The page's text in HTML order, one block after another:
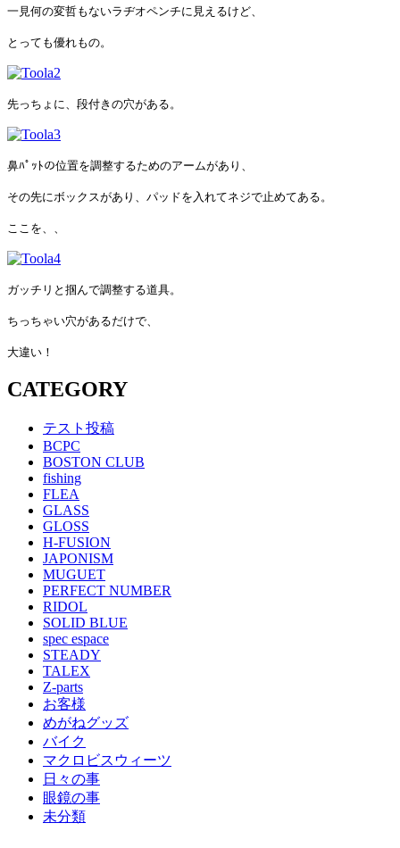
一見何の変哲もないラヂオペンチに見えるけど、
とっても優れもの。
先っちょに、段付きの穴がある。
鼻ﾊﾟｯﾄの位置を調整するためのアームがあり、
その先にボックスがあり、パッドを入れてネジで止めてある。
ここを、、
ガッチリと掴んで調整する道具。
ちっちゃい穴があるだけで、
大違い！
CATEGORY
テスト投稿
BCPC
BOSTON CLUB
fishing
FLEA
GLASS
GLOSS
H-FUSION
JAPONISM
MUGUET
PERFECT NUMBER
RIDOL
SOLID BLUE
spec espace
STEADY
TALEX
Z-parts
お客様
めがねグッズ
バイク
マクロビスウィーツ
日々の事
眼鏡の事
未分類